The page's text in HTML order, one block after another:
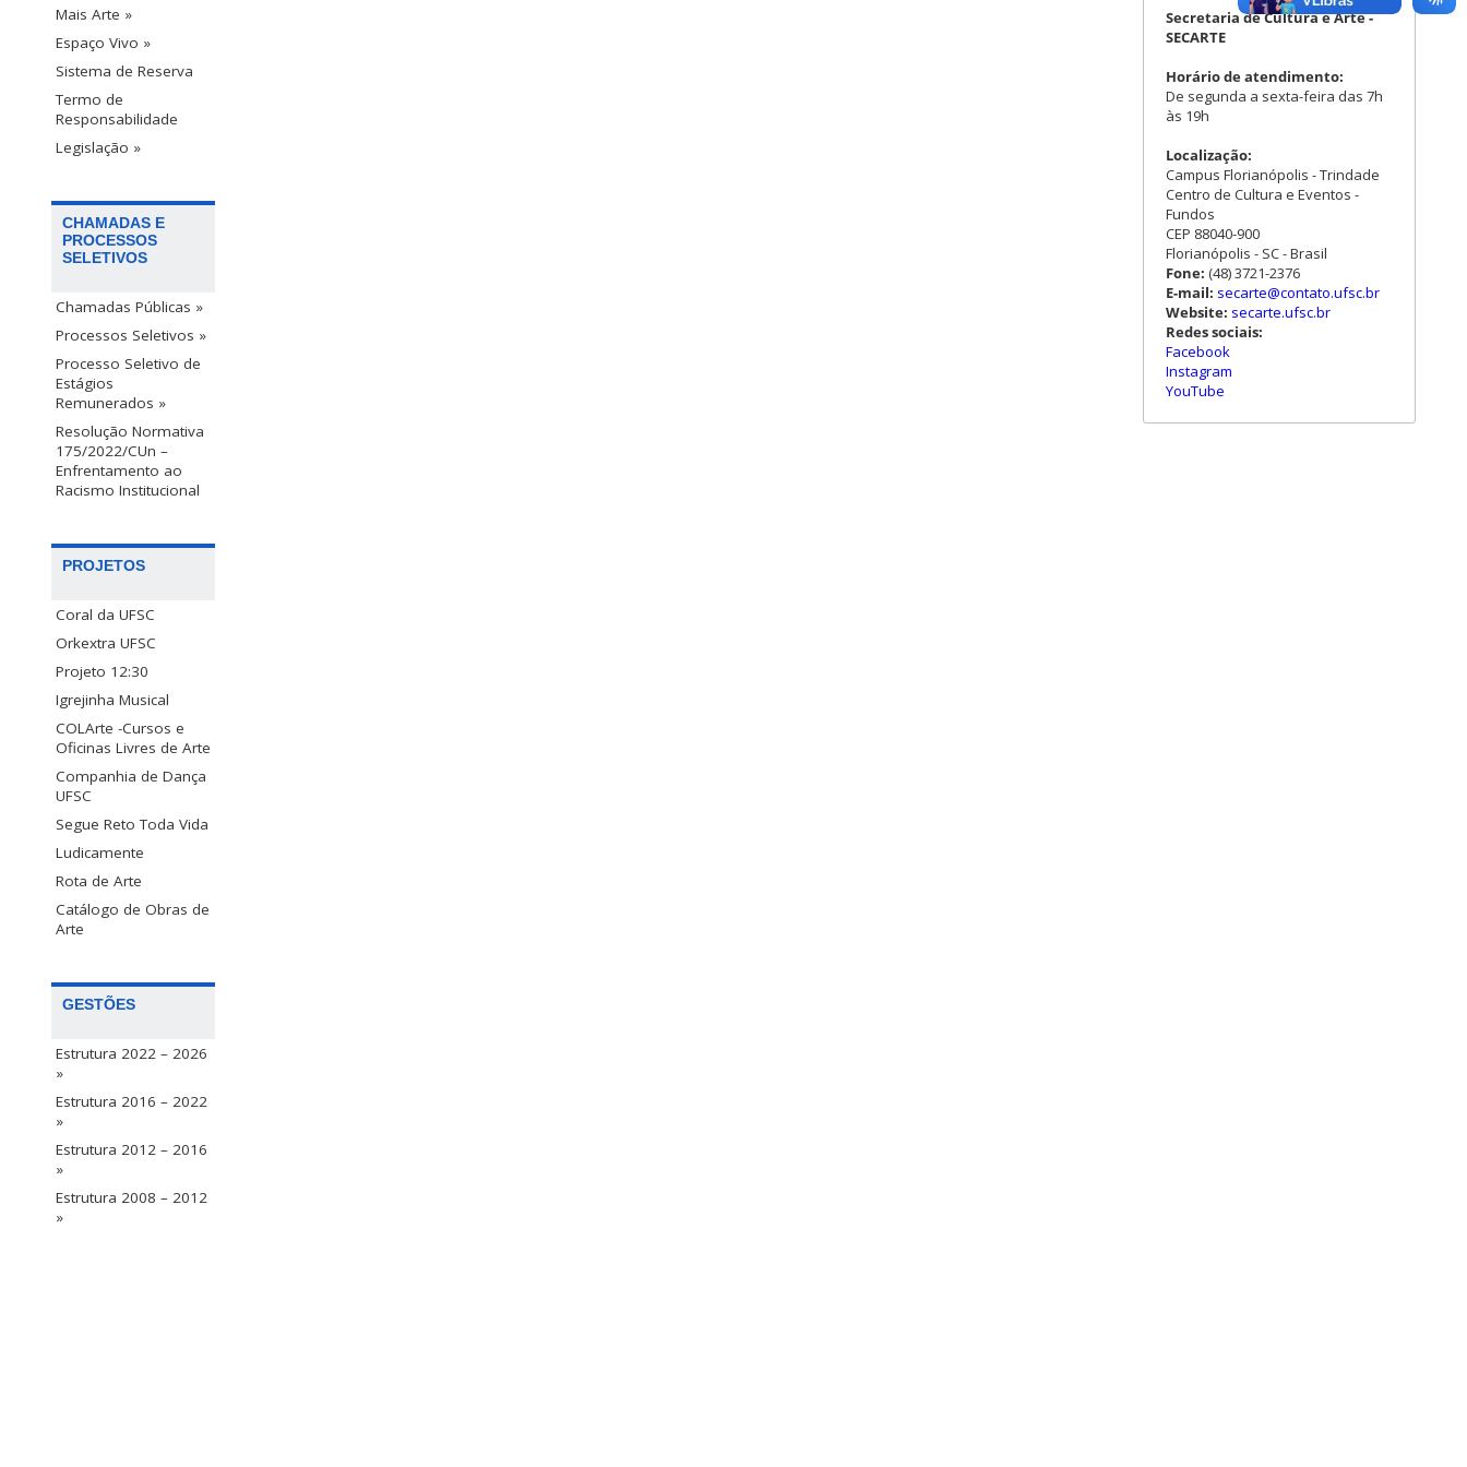
Mais Arte »
Espaço Vivo »
Sistema de Reserva
Termo de
Responsabilidade
Legislação »
CHAMADAS E
PROCESSOS
SELETIVOS
Chamadas Públicas »
Processos Seletivos »
Processo Seletivo de
Estágios
Remunerados »
Resolução Normativa
175/2022/CUn –
Enfrentamento ao
Racismo Institucional
PROJETOS
Coral da UFSC
Orkextra UFSC
Projeto 12:30
Igrejinha Musical
COLArte -Cursos e
Oficinas Livres de Arte
Companhia de Dança
UFSC
Segue Reto Toda Vida
Ludicamente
Rota de Arte
Catálogo de Obras de
Arte
GESTÕES
Estrutura 2022 – 2026
»
Estrutura 2016 – 2022
»
Estrutura 2012 – 2016
»
Estrutura 2008 – 2012
»
Secretaria de Cultura e Arte -
SECARTE
Horário de atendimento:
De segunda a sexta-feira das 7h
às 19h
Localização:
Campus Florianópolis - Trindade
Centro de Cultura e Eventos -
Fundos
CEP 88040-900
Florianópolis - SC - Brasil
Fone: (48) 3721-2376
E-mail: secarte@contato.ufsc.br
Website: secarte.ufsc.br
Redes sociais:
Facebook
Instagram
YouTube